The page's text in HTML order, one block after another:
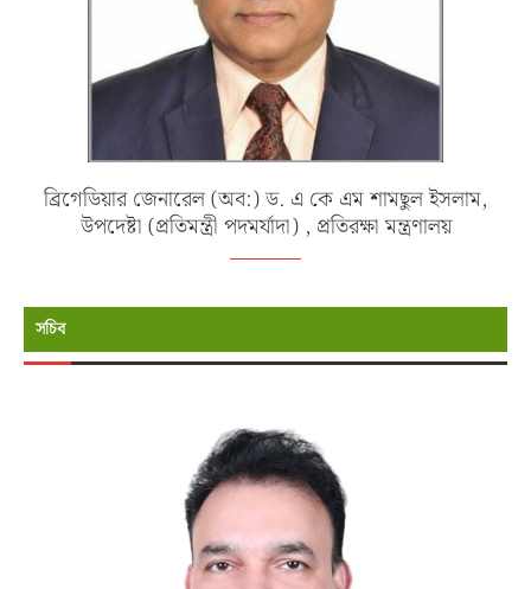
ব্রিগেডিয়ার জেনারেল (অব:) ড. এ কে এম শামছুল ইসলাম,
উপদেষ্টা (প্রতিমন্ত্রী পদমর্যাদা) , প্রতিরক্ষা মন্ত্রণালয়
সচিব